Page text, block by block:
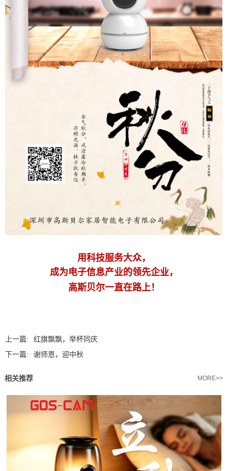
用科技服务大众，
成为电子信息产业的领先企业，
高斯贝尔一直在路上！
上一篇:
红旗飘飘，举杯同庆
下一篇:
谢师恩，迎中秋
相关推荐 MORE>>